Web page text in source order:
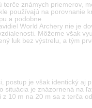
známych priemerov,
používajú na
a podobne.
World Archery nie je
Môžeme však
luk bez výstrelu, a tým
postup je však identický
situácia je znázornená na
10 m na 20 m sa z terča